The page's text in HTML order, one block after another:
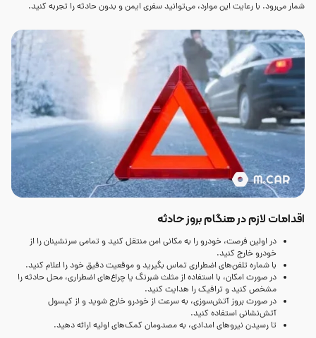
شمار می‌رود. با رعایت این موارد، می‌توانید سفری ایمن و بدون حادثه را تجربه کنید.
اقدامات لازم در هنگام بروز حادثه
در اولین فرصت، خودرو را به مکانی امن منتقل کنید و تمامی سرنشینان را از
خودرو خارج کنید.
با شماره تلفن‌های اضطراری تماس بگیرید و موقعیت دقیق خود را اعلام کنید.
در صورت امکان، با استفاده از مثلث شبرنگ یا چراغ‌های اضطراری، محل حادثه را
مشخص کنید و ترافیک را هدایت کنید.
در صورت بروز آتش‌سوزی، به سرعت از خودرو خارج شوید و از کپسول
آتش‌نشانی استفاده کنید.
تا رسیدن نیروهای امدادی، به مصدومان کمک‌های اولیه ارائه دهید.